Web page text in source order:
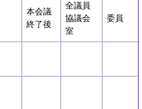
本会議
終了後
全議員
協議会
室
委員